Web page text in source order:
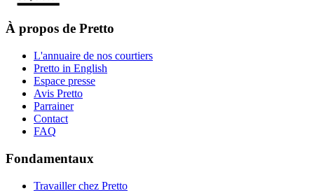
À propos de Pretto
L'annuaire de nos courtiers
Pretto in English
Espace presse
Avis Pretto
Parrainer
Contact
FAQ
Fondamentaux
Travailler chez Pretto